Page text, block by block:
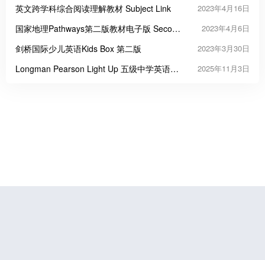
英文跨学科综合阅读理解教材 Subject Link 2023年4月16日
国家地理Pathways第二版教材电子版 Second
2023年4月6日
剑桥国际少儿英语Kids Box 第二版 2023年3月30日
Longman Pearson Light Up 五级中学英语教
2025年11月3日